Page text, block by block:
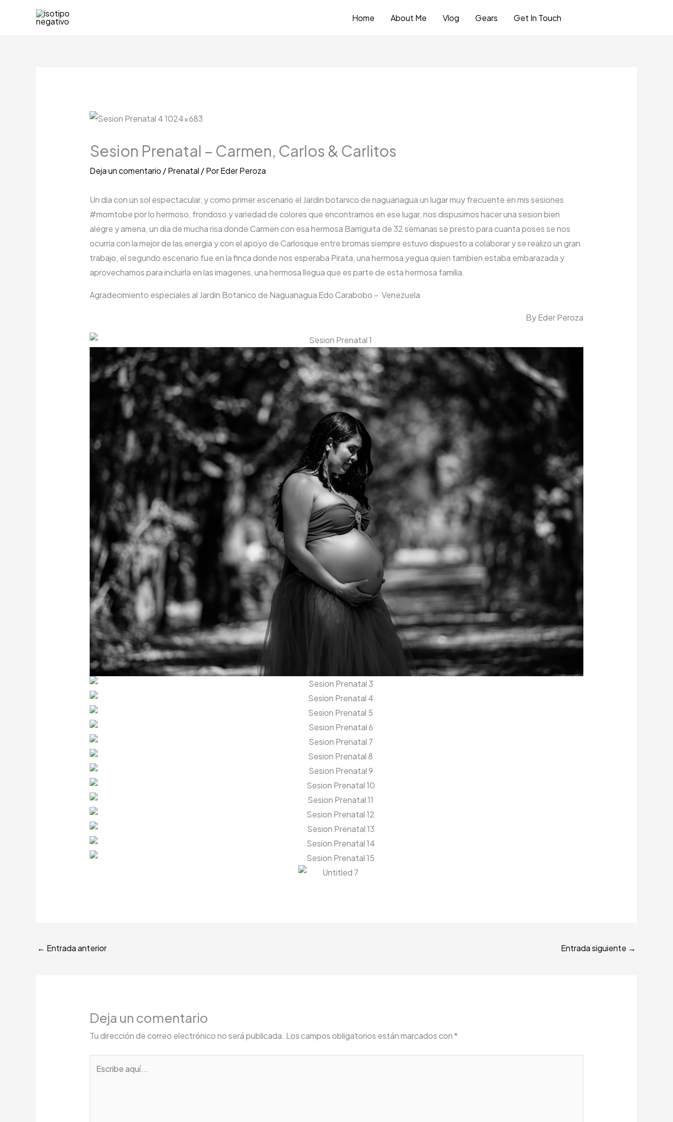
Home About Me Vlog Gears Get In Touch
Sesion Prenatal – Carmen, Carlos & Carlitos
Deja un comentario /Prenatal / PorEder Peroza
Un dia con un sol espectacular, y como primer escenario el Jardin botanico de naguanagua un lugar muy frecuente en mis sesiones
#momtobe por lo hermoso, frondoso y variedad de colores que encontramos en ese lugar, nos dispusimos hacer una sesion bien
alegre y amena, un dia de mucha risa donde Carmen con esa hermosa Barriguita de 32 semanas se presto para cuanta poses se nos
ocurria con la mejor de las energia y con el apoyo de Carlosque entre bromas siempre estuvo dispuesto a colaborar y se realizo un gran
trabajo, el segundo escenario fue en la finca donde nos esperaba Pirata, una hermosa yegua quien tambien estaba embarazada y
aprovechamos para incluirla en las imagenes, una hermosa llegua que es parte de esta hermosa familia.
Agradecimiento especiales al Jardin Botanico de Naguanagua Edo Carabobo – Venezuela
By Eder Peroza
← Entrada anterior Entrada siguiente →
Deja un comentario
Tu dirección de correo electrónico no será publicada. Los campos obligatorios están marcados con*